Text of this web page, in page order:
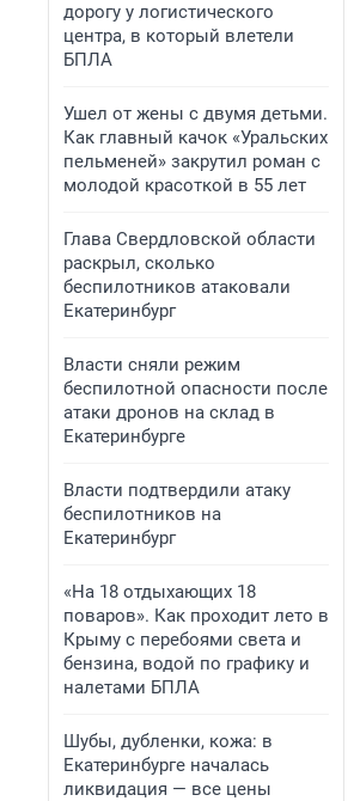
дорогу у логистического
центра, в который влетели
БПЛА
Ушел от жены с двумя детьми.
Как главный качок «Уральских
пельменей» закрутил роман с
молодой красоткой в 55 лет
Глава Свердловской области
раскрыл, сколько
беспилотников атаковали
Екатеринбург
Власти сняли режим
беспилотной опасности после
атаки дронов на склад в
Екатеринбурге
Власти подтвердили атаку
беспилотников на
Екатеринбург
«На 18 отдыхающих 18
поваров». Как проходит лето в
Крыму с перебоями света и
бензина, водой по графику и
налетами БПЛА
Шубы, дубленки, кожа: в
Екатеринбурге началась
ликвидация — все цены